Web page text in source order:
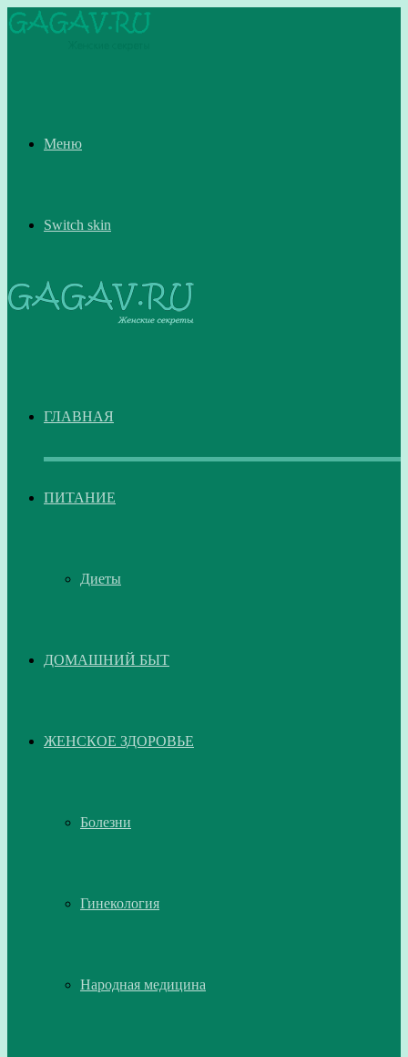
Меню
Switch skin
ГЛАВНАЯ
ПИТАНИЕ
Диеты
ДОМАШНИЙ БЫТ
ЖЕНСКОЕ ЗДОРОВЬЕ
Болезни
Гинекология
Народная медицина